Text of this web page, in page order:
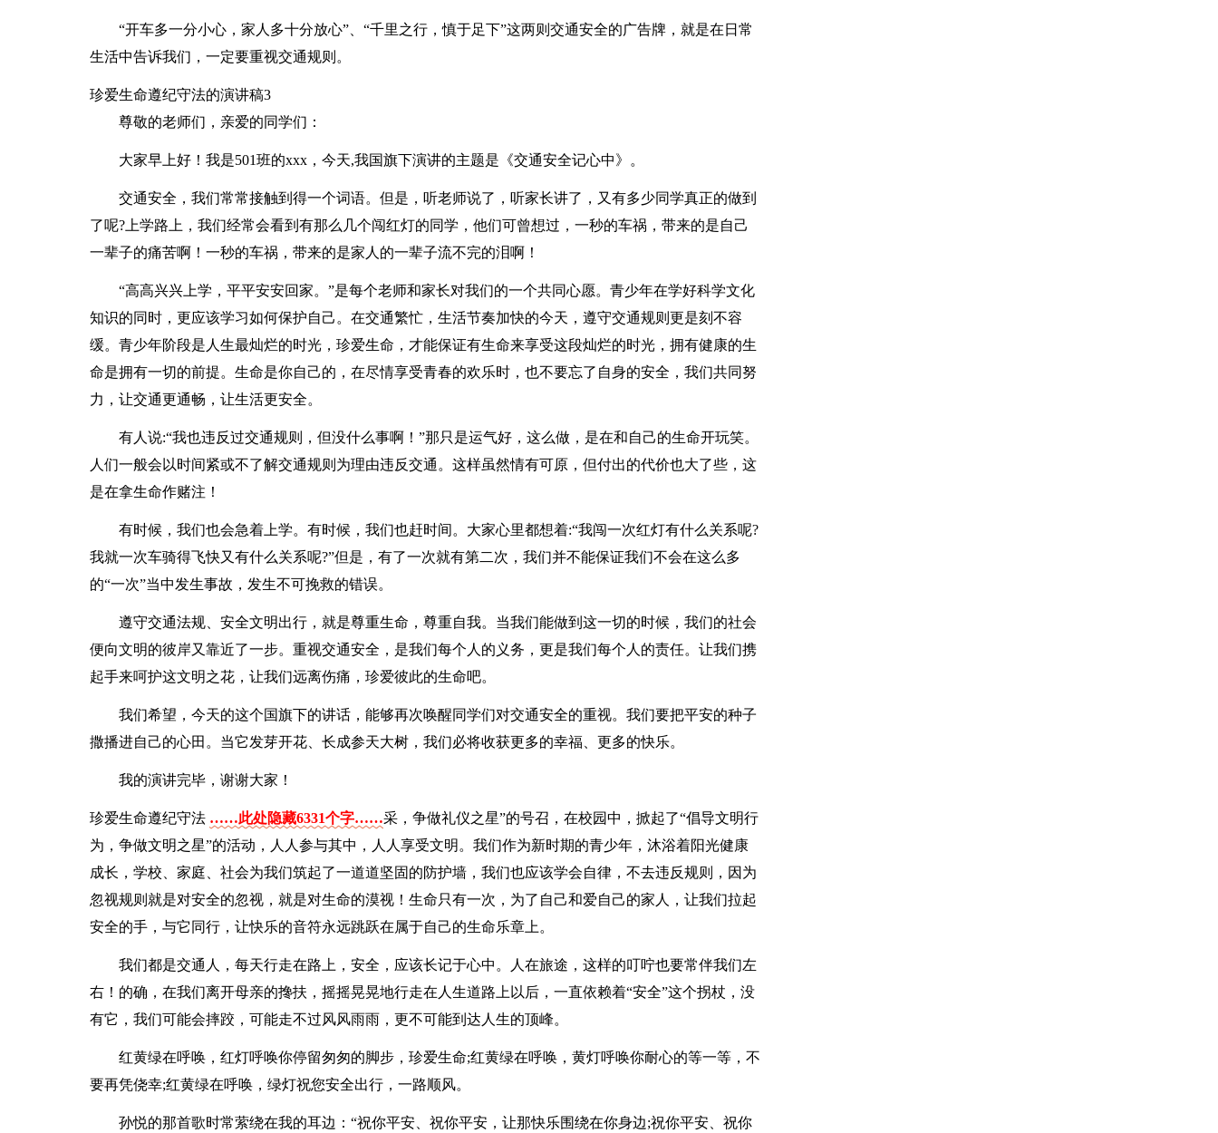
“开车多一分小心，家人多十分放心”、“千里之行，慎于足下”这两则交通安全的广告牌，就是在日常
生活中告诉我们，一定要重视交通规则。
珍爱生命遵纪守法的演讲稿3
尊敬的老师们，亲爱的同学们：
大家早上好！我是501班的xxx，今天,我国旗下演讲的主题是《交通安全记心中》。
交通安全，我们常常接触到得一个词语。但是，听老师说了，听家长讲了，又有多少同学真正的做到
了呢?上学路上，我们经常会看到有那么几个闯红灯的同学，他们可曾想过，一秒的车祸，带来的是自己
一辈子的痛苦啊！一秒的车祸，带来的是家人的一辈子流不完的泪啊！
“高高兴兴上学，平平安安回家。”是每个老师和家长对我们的一个共同心愿。青少年在学好科学文化
知识的同时，更应该学习如何保护自己。在交通繁忙，生活节奏加快的今天，遵守交通规则更是刻不容
缓。青少年阶段是人生最灿烂的时光，珍爱生命，才能保证有生命来享受这段灿烂的时光，拥有健康的生
命是拥有一切的前提。生命是你自己的，在尽情享受青春的欢乐时，也不要忘了自身的安全，我们共同努
力，让交通更通畅，让生活更安全。
有人说:“我也违反过交通规则，但没什么事啊！”那只是运气好，这么做，是在和自己的生命开玩笑。
人们一般会以时间紧或不了解交通规则为理由违反交通。这样虽然情有可原，但付出的代价也大了些，这
是在拿生命作赌注！
有时候，我们也会急着上学。有时候，我们也赶时间。大家心里都想着:“我闯一次红灯有什么关系呢?
我就一次车骑得飞快又有什么关系呢?”但是，有了一次就有第二次，我们并不能保证我们不会在这么多
的“一次”当中发生事故，发生不可挽救的错误。
遵守交通法规、安全文明出行，就是尊重生命，尊重自我。当我们能做到这一切的时候，我们的社会
便向文明的彼岸又靠近了一步。重视交通安全，是我们每个人的义务，更是我们每个人的责任。让我们携
起手来呵护这文明之花，让我们远离伤痛，珍爱彼此的生命吧。
我们希望，今天的这个国旗下的讲话，能够再次唤醒同学们对交通安全的重视。我们要把平安的种子
撒播进自己的心田。当它发芽开花、长成参天大树，我们必将收获更多的幸福、更多的快乐。
我的演讲完毕，谢谢大家！
珍爱生命遵纪守法 ……此处隐藏6331个字……采，争做礼仪之星”的号召，在校园中，掀起了“倡导文明行
为，争做文明之星”的活动，人人参与其中，人人享受文明。我们作为新时期的青少年，沐浴着阳光健康
成长，学校、家庭、社会为我们筑起了一道道坚固的防护墙，我们也应该学会自律，不去违反规则，因为
忽视规则就是对安全的忽视，就是对生命的漠视！生命只有一次，为了自己和爱自己的家人，让我们拉起
安全的手，与它同行，让快乐的音符永远跳跃在属于自己的生命乐章上。
我们都是交通人，每天行走在路上，安全，应该长记于心中。人在旅途，这样的叮咛也要常伴我们左
右！的确，在我们离开母亲的搀扶，摇摇晃晃地行走在人生道路上以后，一直依赖着“安全”这个拐杖，没
有它，我们可能会摔跤，可能走不过风风雨雨，更不可能到达人生的顶峰。
红黄绿在呼唤，红灯呼唤你停留匆匆的脚步，珍爱生命;红黄绿在呼唤，黄灯呼唤你耐心的等一等，不
要再凭侥幸;红黄绿在呼唤，绿灯祝您安全出行，一路顺风。
孙悦的那首歌时常萦绕在我的耳边：“祝你平安、祝你平安，让那快乐围绕在你身边;祝你平安、祝你